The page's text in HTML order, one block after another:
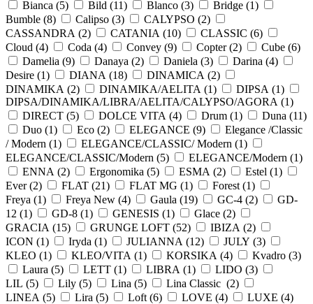
Bianca (5) Bild (11) Blanco (3) Bridge (1)
Bumble (8) Calipso (3) CALYPSO (2)
CASSANDRA (2) CATANIA (10) CLASSIC (6)
Cloud (4) Coda (4) Convey (9) Copter (2) Cube (6)
Damelia (9) Danaya (2) Daniela (3) Darina (4)
Desire (1) DIANA (18) DINAMICA (2)
DINAMIKA (2) DINAMIKA/AELITA (1) DIPSA (1)
DIPSA/DINAMIKA/LIBRA/AELITA/CALYPSO/AGORA (1)
DIRECT (5) DOLCE VITA (4) Drum (1) Duna (11)
Duo (1) Eco (2) ELEGANCE (9)
Elegance /Classic
/ Modern (1) ELEGANCE/CLASSIC/ Modern (1)
ELEGANCE/CLASSIC/Modern (5) ELEGANCE/Modern (1)
ENNA (2) Ergonomika (5) ESMA (2) Estel (1)
Ever (2) FLAT (21) FLAT MG (1) Forest (1)
Freya (1) Freya New (4) Gaula (19) GC-4 (2)
GD-
12 (1) GD-8 (1) GENESIS (1) Glace (2)
GRACIA (15) GRUNGE LOFT (52) IBIZA (2)
ICON (1) Iryda (1) JULIANNA (12) JULY (3)
KLEO (1) KLEO/VITA (1) KORSIKA (4) Kvadro (3)
Laura (5) LETT (1) LIBRA (1) LIDO (3)
LIL (5) Lily (5) Lina (5) Lina Classic (2)
LINEA (5) Lira (5) Loft (6) LOVE (4) LUXE (4)